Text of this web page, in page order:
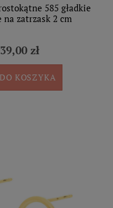
585 gładkie
na zatrzask 2 cm
zł
KOSZYKA